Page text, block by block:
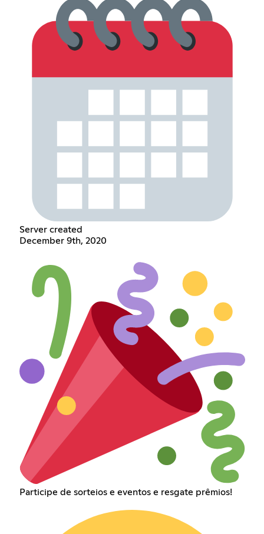
Server created
December 9th, 2020
Participe de sorteios e eventos e resgate prêmios!